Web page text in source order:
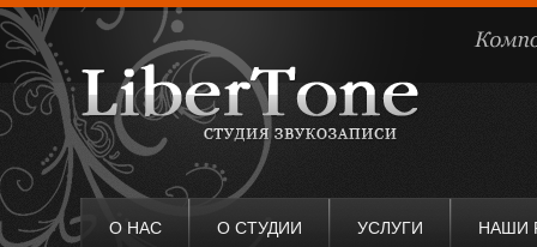
О НАС О СТУДИИ УСЛУГИ НАШИ